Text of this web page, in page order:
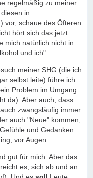
regelmäßig zu meiner
in
vor, schaue des Öfteren
hört sich das jetzt
mich natürlich nicht in
und ich".
meiner SHG (die ich
selbst leite) führe ich
Problem im Umgang
da). Aber auch, dass
zwangsläufig immer
auch "Neue" kommen,
und Gedanken
vor Augen.
gut für mich. Aber das
es, sich ab und an